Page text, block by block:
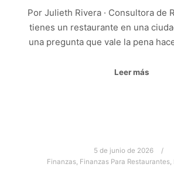
Por Julieth Rivera · Consultora de
tienes un restaurante en una
una pregunta que vale la pena
Leer más
5 de junio de 2026
Finanzas, Finanzas Para Restaurantes,